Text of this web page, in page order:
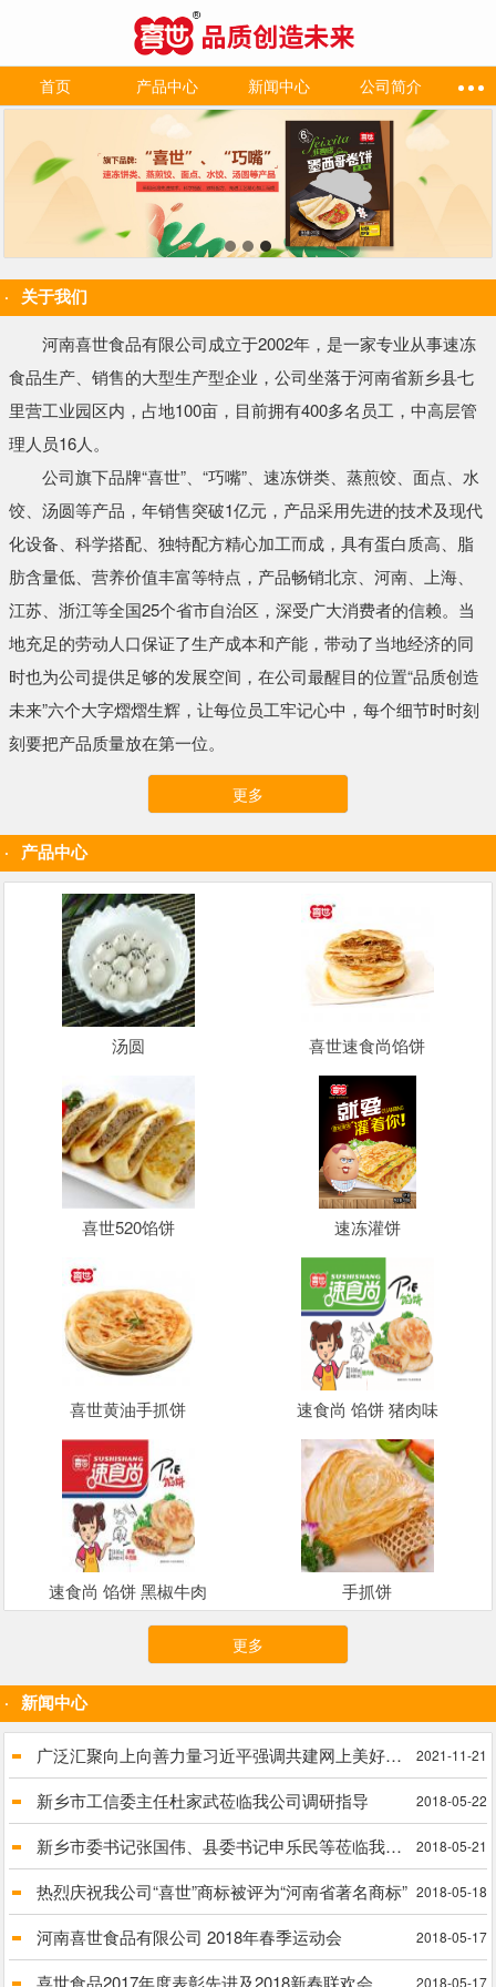
首页 产品中心 新闻中心 公司简介
关于我们
河南喜世食品有限公司成立于2002年，是一家专业从事速冻
食品生产、销售的大型生产型企业，公司坐落于河南省新乡县七
里营工业园区内，占地100亩，目前拥有400多名员工，中高层管
理人员16人。
公司旗下品牌“喜世”、“巧嘴”、速冻饼类、蒸煎饺、面点、水
饺、汤圆等产品，年销售突破1亿元，产品采用先进的技术及现代
化设备、科学搭配、独特配方精心加工而成，具有蛋白质高、脂
肪含量低、营养价值丰富等特点，产品畅销北京、河南、上海、
江苏、浙江等全国25个省市自治区，深受广大消费者的信赖。当
地充足的劳动人口保证了生产成本和产能，带动了当地经济的同
时也为公司提供足够的发展空间，在公司最醒目的位置“品质创造
未来”六个大字熠熠生辉，让每位员工牢记心中，每个细节时时刻
刻要把产品质量放在第一位。
更多
产品中心
汤圆 喜世速食尚馅饼
喜世520馅饼 速冻灌饼
喜世黄油手抓饼 速食尚 馅饼 猪肉味
速食尚 馅饼 黑椒牛肉 手抓饼
更多
新闻中心
广泛汇聚向上向善力量习近平强调共建网上美好精神家园 2021-11-21
新乡市工信委主任杜家武莅临我公司调研指导 2018-05-22
新乡市委书记张国伟、县委书记申乐民等莅临我公司进行实地调研脱贫攻坚工作 2018-05-21
热烈庆祝我公司“喜世”商标被评为“河南省著名商标” 2018-05-18
河南喜世食品有限公司 2018年春季运动会 2018-05-17
喜世食品2017年度表彰先进及2018新春联欢会 2018-05-17